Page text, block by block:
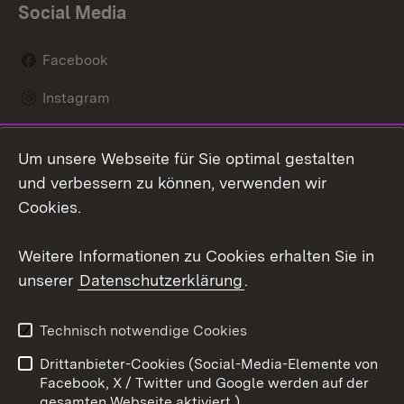
Social Media
Facebook
Instagram
Mastodon
Youtube
Kontakt
Datenschutz
Barrierefreiheit
Impressum Cookies
Um unsere Webseite für Sie optimal gestalten
und verbessern zu können, verwenden wir
Cookies.
Weitere Informationen zu Cookies erhalten Sie in
unserer Datenschutzerklärung.
Technisch notwendige Cookies
Drittanbieter-Cookies (Social-Media-Elemente von
Facebook, X / Twitter und Google werden auf der